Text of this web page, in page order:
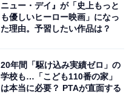
ニュー・デイ』が「史上もっと
も優しいヒーロー映画」になっ
た理由。予習したい作品は？
20年間「駆け込み実績ゼロ」の
学校も…「こども110番の家」
は本当に必要？ PTAが直面する